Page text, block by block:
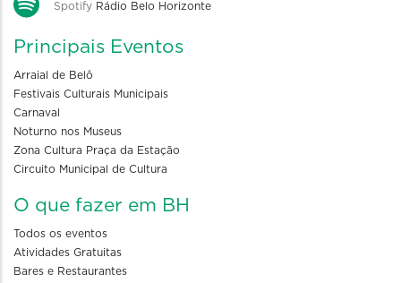
Spotify Rádio Belo Horizonte
Principais Eventos
Arraial de Belô
Festivais Culturais Municipais
Carnaval
Noturno nos Museus
Zona Cultura Praça da Estação
Circuito Municipal de Cultura
O que fazer em BH
Todos os eventos
Atividades Gratuitas
Bares e Restaurantes